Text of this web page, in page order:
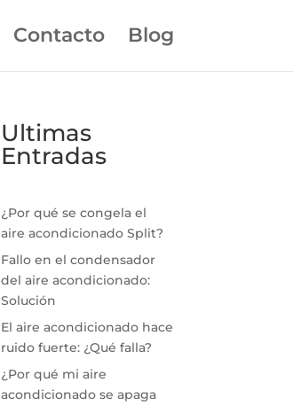
Contacto Blog
Ultimas
Entradas
¿Por qué se congela el
aire acondicionado Split?
Fallo en el condensador
del aire acondicionado:
Solución
El aire acondicionado hace
ruido fuerte: ¿Qué falla?
¿Por qué mi aire
acondicionado se apaga